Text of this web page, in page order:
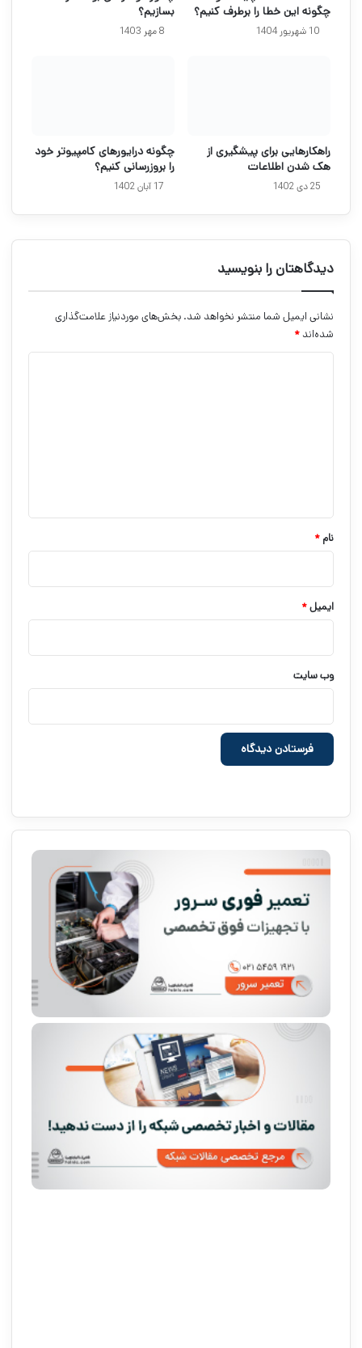
چگونه این خطا را برطرف کنیم؟
10 شهریور 1404
بسازیم؟
8 مهر 1403
راهکارهایی برای پیشگیری از
هک شدن اطلاعات
25 دی 1402
چگونه درایورهای کامپیوتر خود
را بروزرسانی کنیم؟
17 آبان 1402
دیدگاهتان را بنویسید
نشانی ایمیل شما منتشر نخواهد شد. بخش‌های موردنیاز علامت‌گذاری
شده‌اند *
نام *
ایمیل*
وب‌ سایت